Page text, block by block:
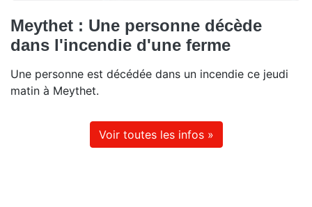
Meythet : Une personne décède
dans l'incendie d'une ferme
Une personne est décédée dans un incendie ce jeudi
matin à Meythet.
Voir toutes les infos »